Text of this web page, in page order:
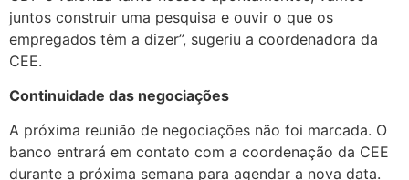
juntos construir uma pesquisa e ouvir o que os
empregados têm a dizer”, sugeriu a coordenadora da
CEE.
Continuidade das negociações
A próxima reunião de negociações não foi marcada. O
banco entrará em contato com a coordenação da CEE
durante a próxima semana para agendar a nova data.